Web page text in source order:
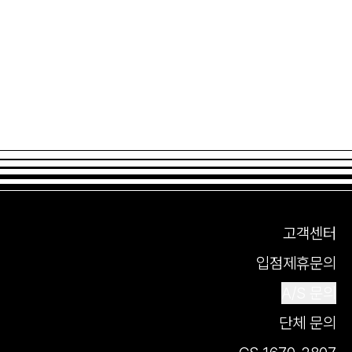
고객센터
입점제휴문의
단체 문의